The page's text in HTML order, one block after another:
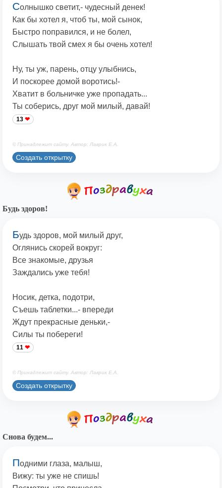
Солнышко светит,- чудесный денек!
Как бы хотел я, чтоб ты, мой сынок,
Быстро поправился, и не болел,
Слышать твой смех я бы очень хотел!
Ну, ты уж, парень, отцу улыбнись,
И поскорее домой воротись!-
Хватит в больничке уже пропадать...
Ты соберись, друг мой милый, давай!
13
© Принадлежит сайту. Автор: Лаврик Е.А.
Создать открытку
Будь здоров!
Будь здоров, мой милый друг,
Оглянись скорей вокруг:
Все знакомые, друзья
Заждались уже тебя!
Носик, детка, подотри,
Съешь таблетки...- впереди
Ждут прекрасные деньки,-
Силы ты побереги!
11
© Принадлежит сайту. Автор: Лаврик Е.А.
Создать открытку
Снова будем...
Подними глаза, малыш,
Вижу: ты уже не спишь!